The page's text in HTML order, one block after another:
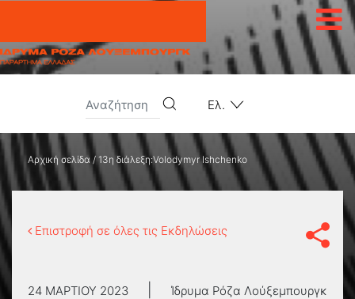
Ελ.
Αρχική σελίδα /13η διάλεξη:Volodymyr Ishchenko
Επιστροφή σε όλες τις Εκδηλώσεις
24 ΜΑΡΤΊΟΥ 2023 Ίδρυμα Ρόζα Λούξεμπουργκ